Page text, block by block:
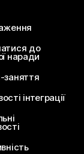
до
наради
заняття
інтеграції